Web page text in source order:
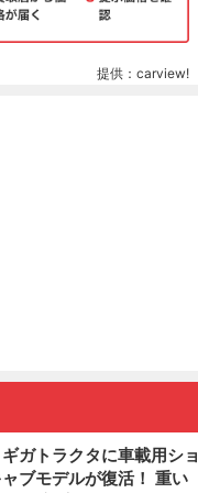
提供：carview!
ガトラクタに車載用ショ
ブモデルが復活！ 重い